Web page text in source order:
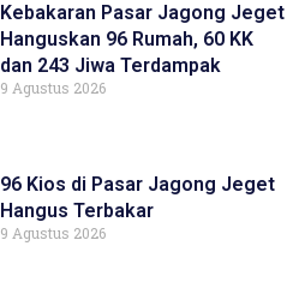
Kebakaran Pasar Jagong Jeget
Hanguskan 96 Rumah, 60 KK
dan 243 Jiwa Terdampak
9 Agustus 2026
96 Kios di Pasar Jagong Jeget
Hangus Terbakar
9 Agustus 2026